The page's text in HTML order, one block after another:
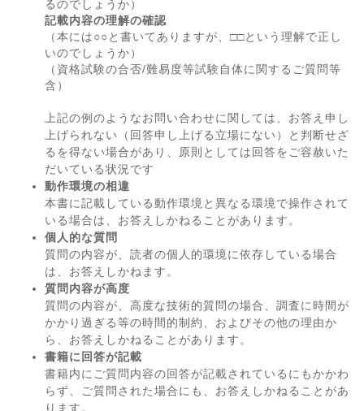
るのでしょうか）
記載内容の理解の確認
（本には○○と書いてありますが、□□という理解で正し
いのでしょうか）
（資格試験の合否/難易度等試験自体に関するご質問等
含）
上記の例のようなお問い合わせに関しては、お答え申し
上げられない（回答申し上げる立場にない）と判断せざ
るを得ない場合があり、原則としては回答をご容赦いた
だいている状況です
動作環境の相違
本書に記載している動作環境と異なる環境で操作されて
いる場合は、お答えしかねることがあります。
個人的な質問
質問の内容が、読者の個人的環境に依存している場合
は、お答えしかねます。
質問内容が高度
質問の内容が、高度な技術的質問の場合、調査に時間が
かかり過ぎる等の時間的制約、およびその他の理由か
ら、お答えしかねることがあります。
書籍に回答が記載
書籍内にご質問内容の回答が記載されているにもかかわ
らず、ご質問された場合にも、お答えしかねることがあ
ります。